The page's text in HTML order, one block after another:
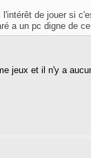
de jouer si
a un pc digne de
jeux et il n'y a